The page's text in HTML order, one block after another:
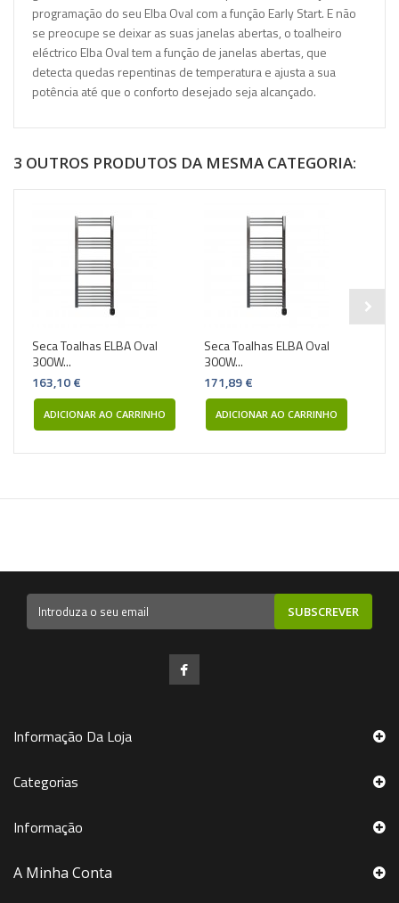
programação do seu Elba Oval com a função Early Start. E não
se preocupe se deixar as suas janelas abertas, o toalheiro
eléctrico Elba Oval tem a função de janelas abertas, que
detecta quedas repentinas de temperatura e ajusta a sua
potência até que o conforto desejado seja alcançado.
3 OUTROS PRODUTOS DA MESMA CATEGORIA:
Seca Toalhas ELBA Oval
300W...
163,10 €
ADICIONAR AO CARRINHO
Seca Toalhas ELBA Oval
300W...
171,89 €
ADICIONAR AO CARRINHO
SUBSCREVER
Informação Da Loja
Categorias
Informação
A Minha Conta